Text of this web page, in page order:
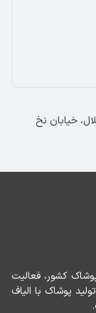
خیابان نخ